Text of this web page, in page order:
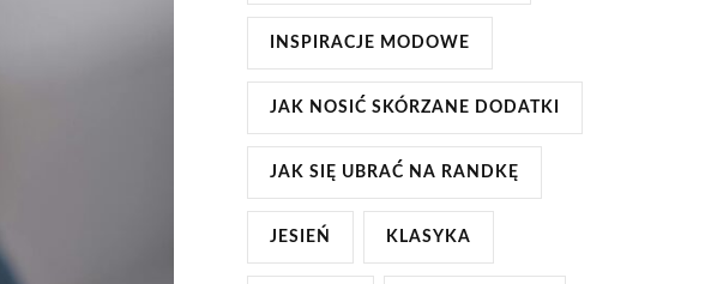
INSPIRACJE MODOWE
JAK NOSIĆ SKÓRZANE DODATKI
JAK SIĘ UBRAĆ NA RANDKĘ
JESIEŃ KLASYKA